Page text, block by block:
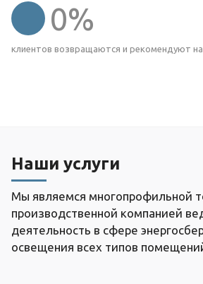
0%
клиентов возвращаются и рекомендуют
Наши услуги
Мы являемся многопрофильной
производственной компанией
деятельность в сфере
освещения всех типов